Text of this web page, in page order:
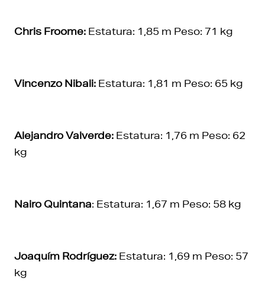
Chris Froome: Estatura: 1,85 m Peso: 71 kg
Vincenzo Nibali: Estatura: 1,81 m Peso: 65 kg
Alejandro Valverde: Estatura: 1,76 m Peso: 62
kg
Nairo Quintana: Estatura: 1,67 m Peso: 58 kg
Joaquím Rodríguez: Estatura: 1,69 m Peso: 57
kg